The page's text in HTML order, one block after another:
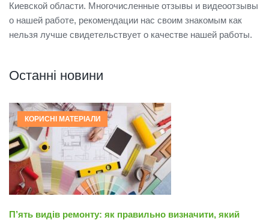
Киевской области. Многочисленные отзывы и видеоотзывы
о нашей работе, рекомендации нас своим знакомым как
нельзя лучше свидетельствует о качестве нашей работы.
Останні новини
КОРИСНІ МАТЕРІАЛИ
П’ять видів ремонту: як правильно визначити, який